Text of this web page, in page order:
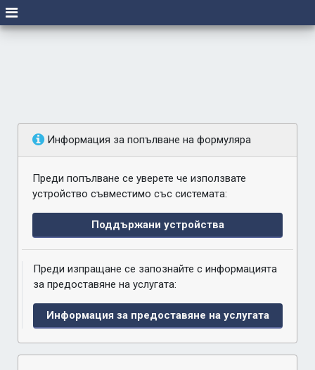
Информация за попълване на формуляра
Преди попълване се уверете че използвате
устройство съвместимо със системата:
Поддържани устройства
Преди изпращане се запознайте с информацията
за предоставяне на услугата:
Информация за предоставяне на услугата